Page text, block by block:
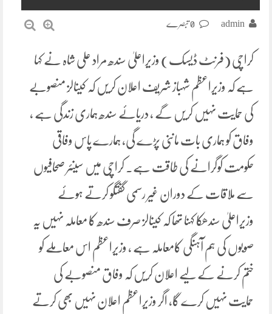
admin
کراچی (فرنٹ ڈیسک) وزیراعلیٰ سندھ مراد علی شاہ نے کہا
ہے کہ وزیراعظم شہباز شریف اعلان کریں کہ کینالز منصوبے
کی حمایت نہیں کریں گے ، دریائے سندھ ہماری زندگی ہے ،
وفاق کو ہماری بات ماننی پڑے گی، ہمارے پاس وفاقی
حکومت کوگرانے کی طاقت ہے۔ کراچی میں سینئر صحافیوں
سے ملاقات کے دوران غیر رسمی گفتگو کرتے ہوئے
وزیراعلیٰ سندھکا کہنا تھا کہ کینالز صرف سندھ کا معاملہ نہیں یہ
صوبوں کی ہم آہنگی کامعاملہ ہے ، وزیراعظم اس معاملے کو
ختم کرنے کے لیے اعلان کریں کہ وفاق منصوبے کی
حمایت نہیں کرے گا، اگر وزیراعظم اعلان نہیں بھی کرتے